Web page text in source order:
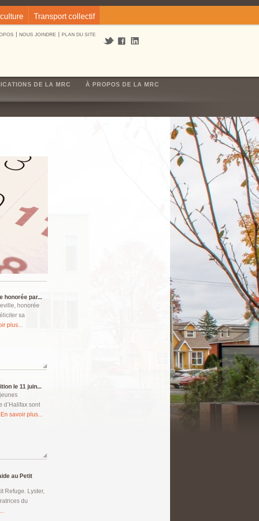
Transport collectif
NOUS JOINDRE PLAN DU SITE
DE LA MRC À PROPOS DE LA MRC
honorée par...
honorée
sa
plus...
le 11 juin...
d’Halifax sont
En savoir plus...
au Petit
Refuge. Lyster,
du